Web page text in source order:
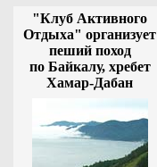
"Клуб Активного
Отдыха" организует
пеший поход
по Байкалу, хребет
Хамар-Дабан